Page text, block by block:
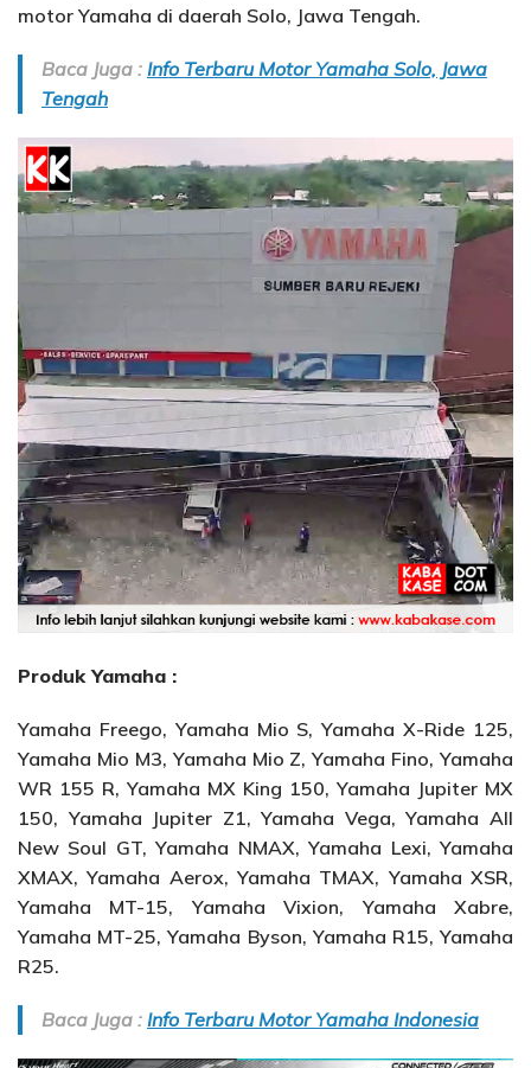
motor Yamaha di daerah Solo, Jawa Tengah.
Baca Juga : Info Terbaru Motor Yamaha Solo, Jawa
Tengah
Produk Yamaha :
Yamaha Freego, Yamaha Mio S, Yamaha X-Ride 125,
Yamaha Mio M3, Yamaha Mio Z, Yamaha Fino, Yamaha
WR 155 R, Yamaha MX King 150, Yamaha Jupiter MX
150, Yamaha Jupiter Z1, Yamaha Vega, Yamaha All
New Soul GT, Yamaha NMAX, Yamaha Lexi, Yamaha
XMAX, Yamaha Aerox, Yamaha TMAX, Yamaha XSR,
Yamaha MT-15, Yamaha Vixion, Yamaha Xabre,
Yamaha MT-25, Yamaha Byson, Yamaha R15, Yamaha
R25.
Baca Juga : Info Terbaru Motor Yamaha Indonesia